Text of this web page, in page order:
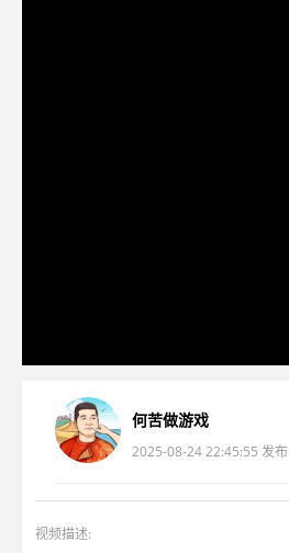
何苦做游戏
2025-08-24 22:45:55 发布
视频描述: